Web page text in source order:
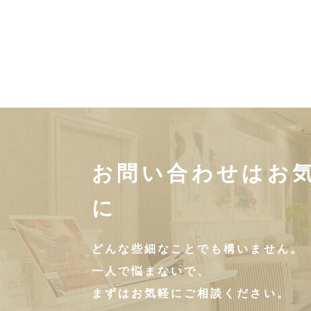
お問い合わせはお
に
どんな些細なことでも構いません。
一人で悩まないで、
まずはお気軽にご相談ください。